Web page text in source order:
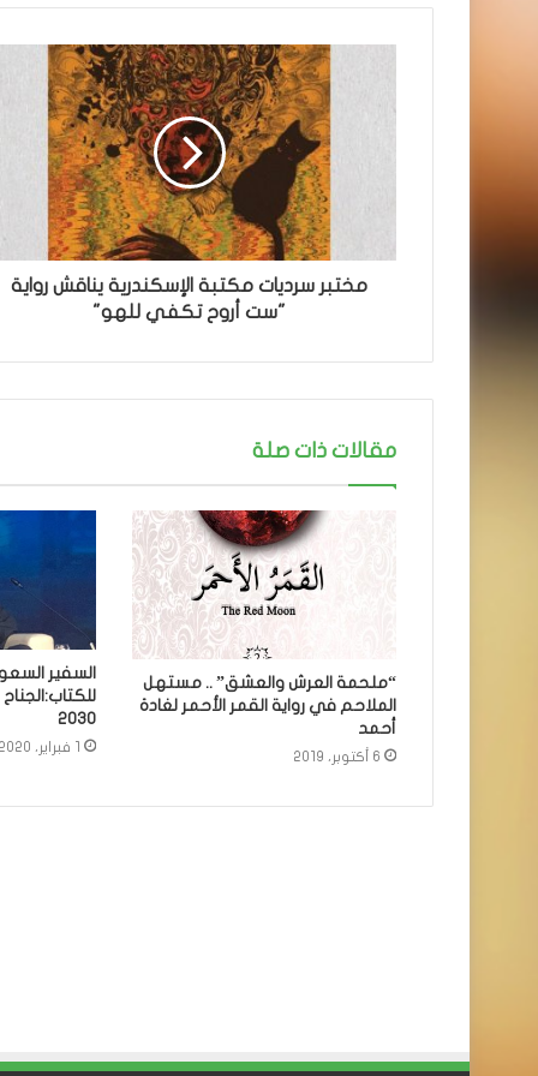
مختبر سرديات مكتبة الإسكندرية يناقش رواية
"ست أروح تكفي للهو"
مقالات ذات صلة
“ملحمة العرش والعشق” .. مستهل
الملاحم في رواية القمر الأحمر لغادة
أحمد
6 أكتوبر، 2019
السفير
٢٠٣٠
1 فبراير، 2020